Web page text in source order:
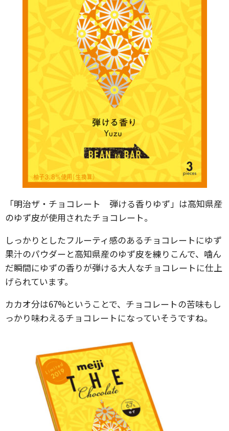
「明治ザ・チョコレート 弾ける香りゆず」は高知県産
のゆず皮が使用されたチョコレート。
しっかりとしたフルーティ感のあるチョコレートにゆず
果汁のパウダーと高知県産のゆず皮を練りこんで、噛ん
だ瞬間にゆずの香りが弾ける大人なチョコレートに仕上
げられています。
カカオ分は67%ということで、チョコレートの苦味もし
っかり味わえるチョコレートになっていそうですね。